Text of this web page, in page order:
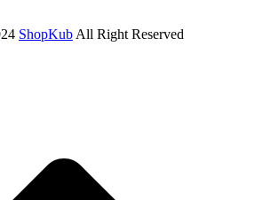
ShopKub All Right Reserved